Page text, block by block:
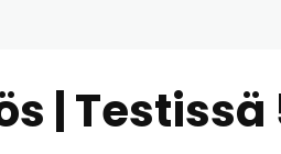
| Testissä